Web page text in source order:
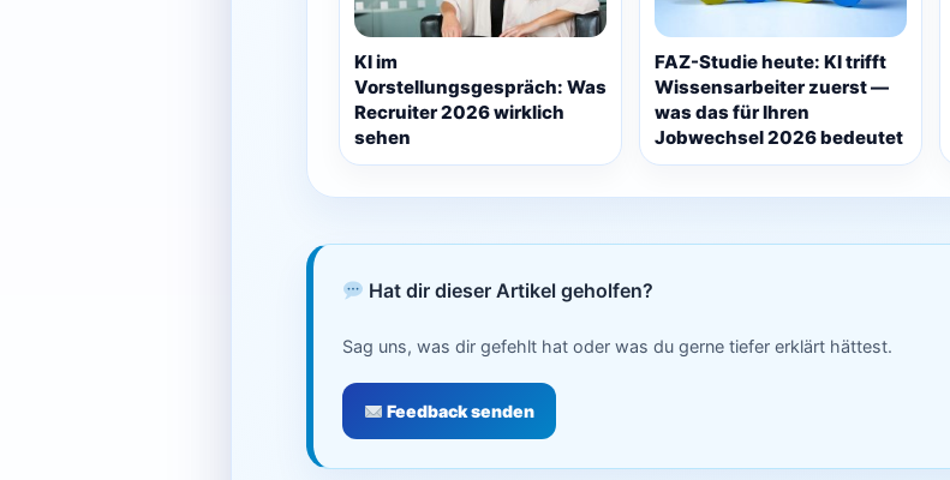
KI im
Vorstellungsgespräch: Was
Recruiter 2026 wirklich
sehen
FAZ-Studie heute: KI trifft
Wissensarbeiter zuerst —
was das für Ihren
Jobwechsel 2026 bedeutet
Hat dir dieser Artikel geholfen?
Sag uns, was dir gefehlt hat oder was du gerne tiefer erklärt hättest.
Feedback senden